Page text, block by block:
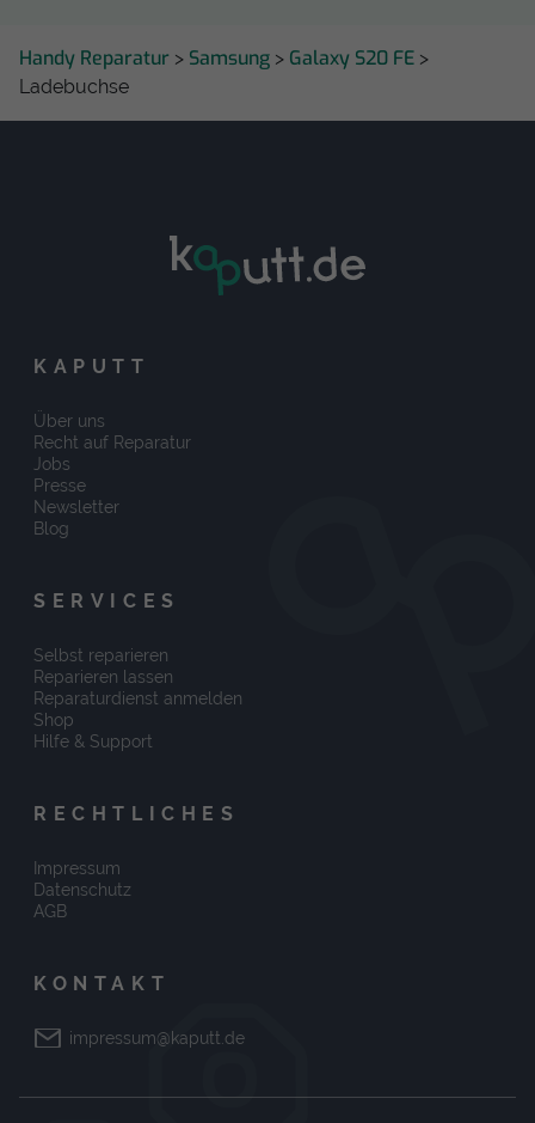
Handy Reparatur > Samsung > Galaxy S20 FE >
Ladebuchse
KAPUTT
Über uns
Recht auf Reparatur
Jobs
Presse
Newsletter
Blog
SERVICES
Selbst reparieren
Reparieren lassen
Reparaturdienst anmelden
Shop
Hilfe & Support
RECHTLICHES
Impressum
Datenschutz
AGB
KONTAKT
impressum@kaputt.de